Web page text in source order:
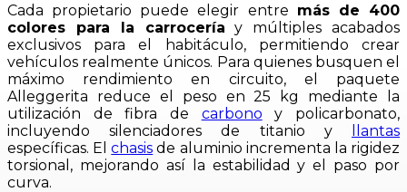
Cada propietario puede elegir entre más de 400
colores para la carrocería y múltiples acabados
exclusivos para el habitáculo, permitiendo crear
vehículos realmente únicos. Para quienes busquen el
máximo rendimiento en circuito, el paquete
Alleggerita reduce el peso en 25 kg mediante la
utilización de fibra de carbono y policarbonato,
incluyendo silenciadores de titanio y
llantas
específicas. Elchasis de aluminio incrementa la rigidez
torsional, mejorando así la estabilidad y el paso por
curva.